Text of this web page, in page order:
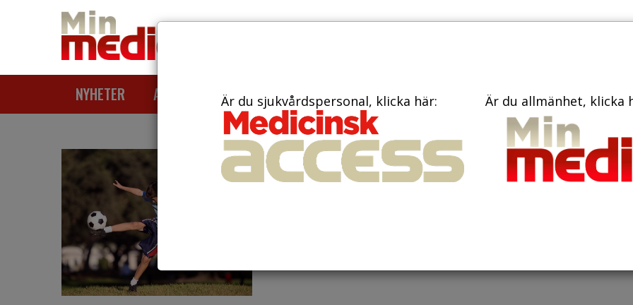
NYHETER ARTIKLAR AKTUELLT TIDNINGAR KONTAKT
den 27 januari 2025
Träning bör anpassas efter barns
Är du sjukvårdspersonal, klicka här: Är du allmänhet, klicka